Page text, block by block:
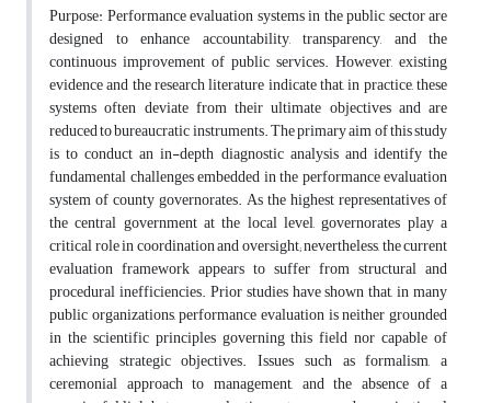
Purpose: Performance evaluation systems in the public sector are
designed to enhance accountability, transparency, and the
continuous improvement of public services. However, existing
evidence and the research literature indicate that, in practice, these
systems often deviate from their ultimate objectives and are
reduced to bureaucratic instruments. The primary aim of this study
is to conduct an in-depth diagnostic analysis and identify the
fundamental challenges embedded in the performance evaluation
system of county governorates. As the highest representatives of
the central government at the local level, governorates play a
critical role in coordination and oversight; nevertheless, the current
evaluation framework appears to suffer from structural and
procedural inefficiencies. Prior studies have shown that, in many
public organizations, performance evaluation is neither grounded
in the scientific principles governing this field nor capable of
achieving strategic objectives. Issues such as formalism, a
ceremonial approach to management, and the absence of a